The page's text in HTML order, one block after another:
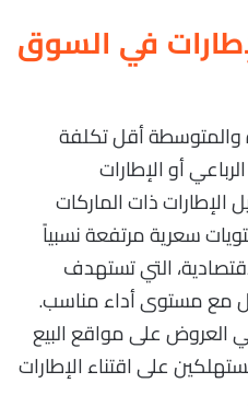
في السوق
والمتوسطة أقل تكلفة
أو الإطارات
ذات الماركات
سعرية مرتفعة نسبياً
التي تستهدف
مع مستوى أداء مناسب.
العروض على مواقع البيع
على اقتناء الإطارات